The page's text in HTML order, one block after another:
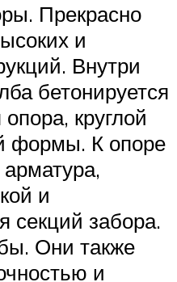
Прекрасно
и
Внутри
бетонируется
круглой
формы. К опоре
и
секций забора.
Они также
и